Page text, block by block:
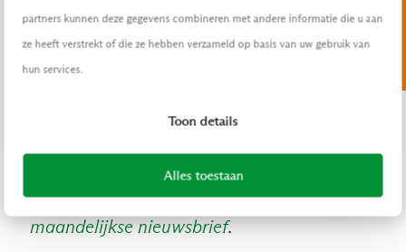
partners kunnen deze gegevens combineren met andere informatie die u aan
ze heeft verstrekt of die ze hebben verzameld op basis van uw gebruik van
hun services.
Toon details
Alles toestaan
Als eerste op de hoogte zijn van de laatste
IT-ontwikkelingen? Schrijf je in voor onze
maandelijkse nieuwsbrief.